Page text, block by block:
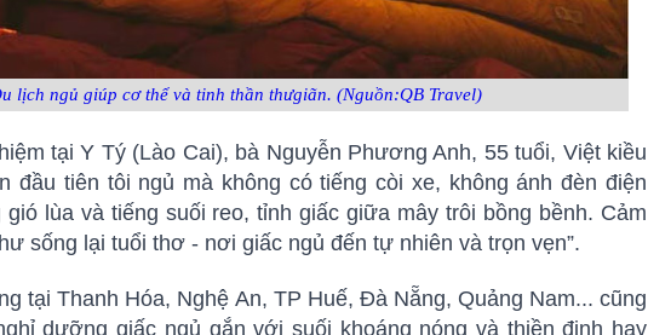
lịch ngủ giúp cơ thể và tinh thần thưgiãn. (Nguồn:QB Travel)
tại Y Tý (Lào Cai), bà Nguyễn Phương Anh, 55 tuổi, Việt kiều
đầu tiên tôi ngủ mà không có tiếng còi xe, không ánh đèn điện
gió lùa và tiếng suối reo, tỉnh giấc giữa mây trôi bồng bềnh. Cảm
sống lại tuổi thơ - nơi giấc ngủ đến tự nhiên và trọn vẹn”.
tại Thanh Hóa, Nghệ An, TP Huế, Đà Nẵng, Quảng Nam... cũng
dưỡng giấc ngủ gắn với suối khoáng nóng và thiền định hay